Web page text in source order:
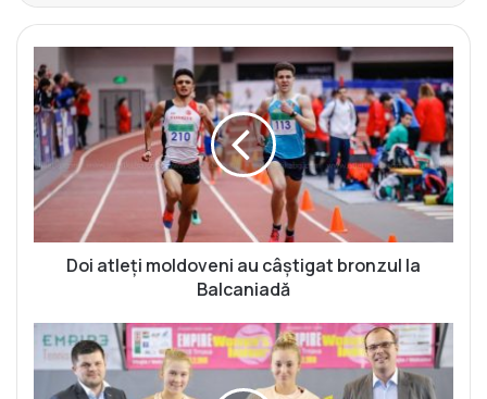
o
i
a
t
l
e
ț
i
d
Doi atleți moldoveni au câștigat bronzul la
Balcaniadă
A